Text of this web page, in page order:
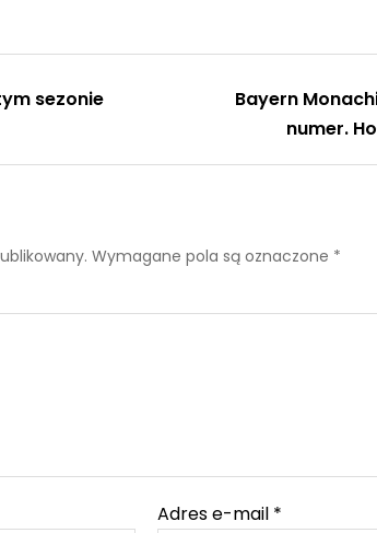
sezonie
Bayern
numer.
Wymagane pola są oznaczone *
Adres e-mail *